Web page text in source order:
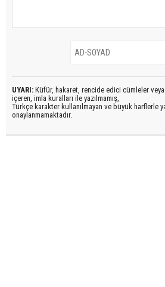
UYARI: Küfür, hakaret, rencide edici cümleler veya
içeren, imla kuralları ile yazılmamış,
Türkçe karakter kullanılmayan ve büyük harflerle
onaylanmamaktadır.